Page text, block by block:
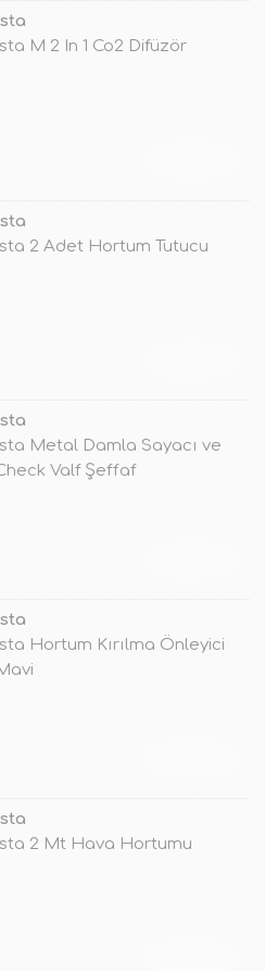
M 2 In 1 Co2 Difüzör
İsta
Ista 2 Adet Hortum Tutucu
İsta
Ista Metal Damla Sayacı ve
Valf Şeffaf
İsta
Ista Hortum Kırılma Önleyici
İsta
Ista 2 Mt Hava Hortumu